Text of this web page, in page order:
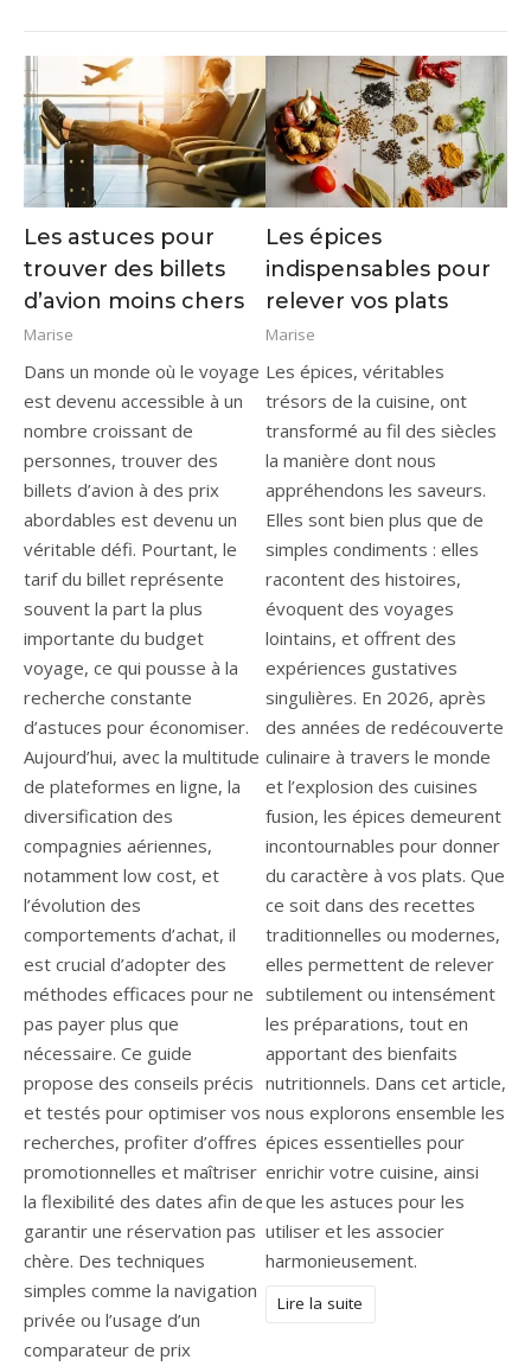
Les astuces pour
trouver des billets
d’avion moins chers
Marise
Dans un monde où le voyage
est devenu accessible à un
nombre croissant de
personnes, trouver des
billets d’avion à des prix
abordables est devenu un
véritable défi. Pourtant, le
tarif du billet représente
souvent la part la plus
importante du budget
voyage, ce qui pousse à la
recherche constante
d’astuces pour économiser.
Aujourd’hui, avec la multitude
de plateformes en ligne, la
diversification des
compagnies aériennes,
notamment low cost, et
l’évolution des
comportements d’achat, il
est crucial d’adopter des
méthodes efficaces pour ne
pas payer plus que
nécessaire. Ce guide
propose des conseils précis
et testés pour optimiser vos
recherches, profiter d’offres
promotionnelles et maîtriser
la flexibilité des dates afin de
garantir une réservation pas
chère. Des techniques
simples comme la navigation
privée ou l’usage d’un
comparateur de prix
Les épices
indispensables pour
relever vos plats
Marise
Les épices, véritables
trésors de la cuisine, ont
transformé au fil des siècles
la manière dont nous
appréhendons les saveurs.
Elles sont bien plus que de
simples condiments : elles
racontent des histoires,
évoquent des voyages
lointains, et offrent des
expériences gustatives
singulières. En 2026, après
des années de redécouverte
culinaire à travers le monde
et l’explosion des cuisines
fusion, les épices demeurent
incontournables pour donner
du caractère à vos plats. Que
ce soit dans des recettes
traditionnelles ou modernes,
elles permettent de relever
subtilement ou intensément
les préparations, tout en
apportant des bienfaits
nutritionnels. Dans cet article,
nous explorons ensemble les
épices essentielles pour
enrichir votre cuisine, ainsi
que les astuces pour les
utiliser et les associer
harmonieusement.
Lire la suite